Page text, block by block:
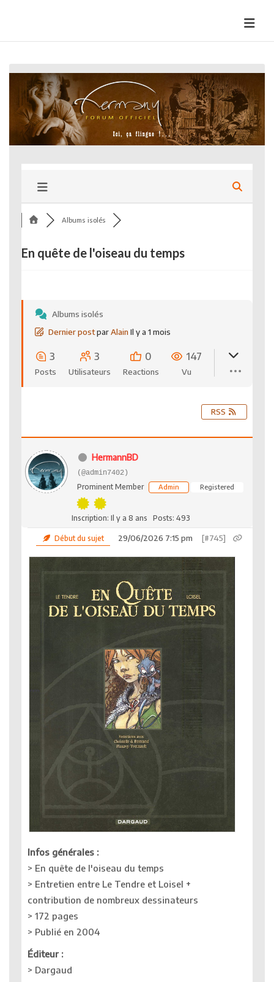
Albums isolés
En quête de l'oiseau du temps
Albums isolés
Dernier postparAlain Il y a 1 mois
3
Posts
3
Utilisateurs
0
Reactions
147
Vu
RSS
HermannBD
(@admin7402)
Prominent Member Admin Registered
Inscription: Il y a 8 ans Posts: 493
Début du sujet 29/06/2026 7:15 pm [#745]
Infos générales :
> En quête de l'oiseau du temps
> Entretien entre Le Tendre et Loisel +
contribution de nombreux dessinateurs
> 172 pages
> Publié en 2004
Éditeur :
> Dargaud